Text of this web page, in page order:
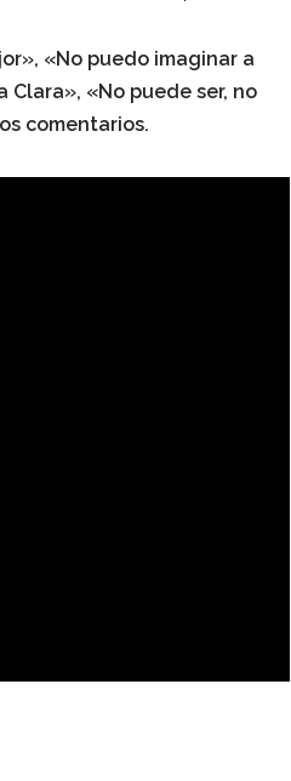
«No puedo imaginar a
«No puede ser, no
comentarios.